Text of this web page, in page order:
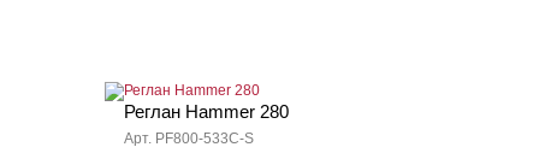
Реглан Hammer 280
Арт. PF800-533C-S